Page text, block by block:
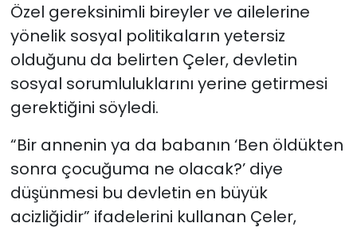
Özel gereksinimli bireyler ve ailelerine
yönelik sosyal politikaların yetersiz
olduğunu da belirten Çeler, devletin
sosyal sorumluluklarını yerine getirmesi
gerektiğini söyledi.
“Bir annenin ya da babanın ‘Ben öldükten
sonra çocuğuma ne olacak?’ diye
düşünmesi bu devletin en büyük
acizliğidir” ifadelerini kullanan Çeler,